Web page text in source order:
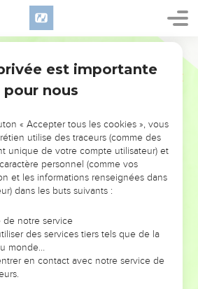
PAS L’ÉVÉNEMENT
L’ANNÉE !
POUVAIENT VOUS ÉVITER LES
VOTRES ?
on voit moins les doutes, les erreurs
qu'ils ont traversés, alors même que ce
qui les ont façonnés.
leaders, entrepreneurs, et responsables
est importante
pour nous
« Accepter tous les cookies », vous
utilise des traceurs (comme des
unique de votre compte utilisateur) et
personnel (comme vos
et les informations renseignées dans
dans les buts suivants :
de notre service
des services tiers tels que de la
monde…
en contact avec notre service de